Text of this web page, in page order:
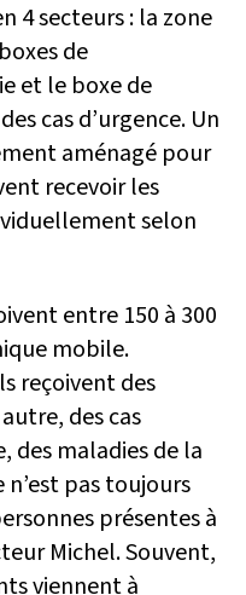
4 secteurs : la zone
de
et le boxe de
cas d’urgence. Un
aménagé pour
recevoir les
selon
entre 150 à 300
mobile.
reçoivent des
des cas
des maladies de la
n’est pas toujours
présentes à
Michel. Souvent,
viennent à